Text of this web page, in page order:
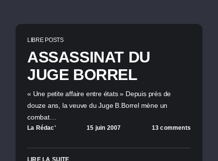
LIBRE POSTS
ASSASSINAT DU
JUGE BORREL
« Une petite affaire entre états » Depuis près de
douze ans, la veuve du Juge B.Borrel mène un
combat…
La Rédac' 15 juin 2007 13 comments